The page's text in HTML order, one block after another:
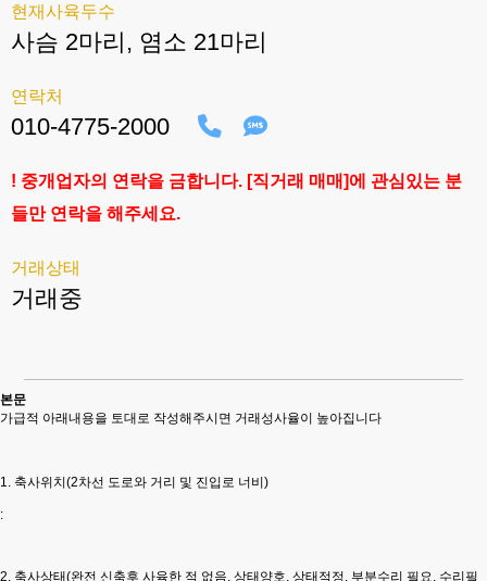
현재사육두수
사슴 2마리, 염소 21마리
연락처
010-4775-2000
! 중개업자의 연락을 금합니다. [직거래 매매]에 관심있는 분
들만 연락을 해주세요.
거래상태
거래중
본문
가급적 아래내용을 토대로 작성해주시면 거래성사율이 높아집니다
1. 축사위치(2차선 도로와 거리 및 진입로 너비)
:
2. 축사상태(완전 신축후 사육한 적 없음, 상태양호, 상태적정, 부분수리 필요, 수리필